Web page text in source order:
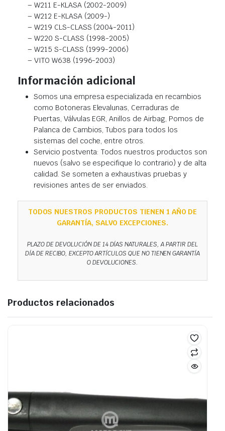
– W211 E-KLASA (2002-2009)
– W212 E-KLASA (2009-)
– W219 CLS-CLASS (2004-2011)
– W220 S-CLASS (1998-2005)
– W215 S-CLASS (1999-2006)
– VITO W638 (1996-2003)
Información adicional
Somos una empresa especializada en recambios
como Botoneras Elevalunas, Cerraduras de
Puertas, Válvulas EGR, Anillos de Airbag, Pomos de
Palanca de Cambios, Tubos para todos los
sistemas del coche, entre otros.
Servicio postventa: Todos nuestros productos son
nuevos (salvo se especifique lo contrario) y de alta
calidad. Se someten a exhaustivas pruebas y
revisiones antes de ser enviados.
TODOS NUESTROS PRODUCTOS TIENEN 1 AÑO DE
GARANTÍA, SALVO EXCEPCIONES.
PLAZO DE DEVOLUCIÓN DE 14 DÍAS NATURALES, A PARTIR DEL
DÍA DE RECIBO, EXCEPTO ARTÍCULOS QUE NO TIENEN GARANTÍA
O DEVOLUCIONES.
Productos relacionados